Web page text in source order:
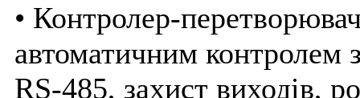
• Контролер-
автоматичним контролем
RS-485, захист виходів,